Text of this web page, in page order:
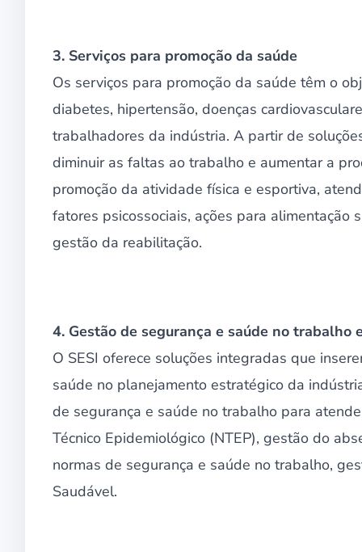
3. Serviços para promoção da saúde
Os serviços para promoção da saúde têm o
diabetes, hipertensão, doenças
trabalhadores da indústria. A partir de
diminuir as faltas ao trabalho e aumentar a
promoção da atividade física e esportiva,
fatores psicossociais, ações para alimentação
gestão da reabilitação.
4. Gestão de segurança e saúde no trabalho
O SESI oferece soluções integradas que
saúde no planejamento estratégico da
de segurança e saúde no trabalho para
Técnico Epidemiológico (NTEP), gestão do
normas de segurança e saúde no trabalho,
Saudável.